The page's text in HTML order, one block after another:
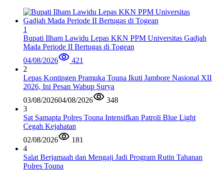
1
Bupati Ilham Lawidu Lepas KKN PPM Universitas Gadjah
Mada Periode II Bertugas di Togean
04/08/2026
421
2
Lepas Kontingen Pramuka Touna Ikuti Jambore Nasional XII
2026, Ini Pesan Wabup Surya
03/08/202604/08/2026
348
3
Sat Samapta Polres Touna Intensifkan Patroli Blue Light
Cegah Kejahatan
02/08/2026
181
4
Salat Berjamaah dan Mengaji Jadi Program Rutin Tahanan
Polres Touna